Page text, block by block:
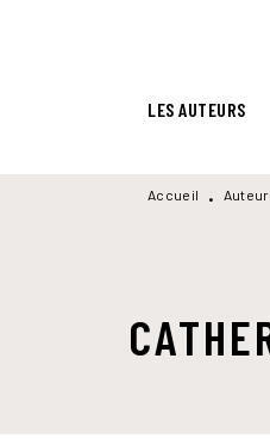
LES AUTEURS
Accueil •